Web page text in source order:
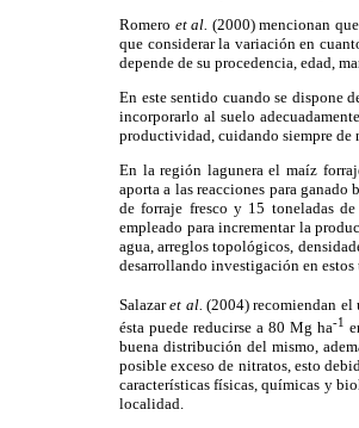
Romero et al. (2000) mencionan
que considerar la variación en
depende de su procedencia, edad,
En este sentido cuando se dispone
incorporarlo al suelo
productividad, cuidando siempre de
En la región lagunera el maíz
aporta a las reacciones para
de forraje fresco y 15 toneladas
empleado para incrementar la
agua, arreglos topológicos,
desarrollando investigación en
Salazaret al. (2004) recomiendan
ésta puede reducirse a 80 Mg ha-1
buena distribución del mismo,
posible exceso de nitratos, esto
características físicas, químicas y
localidad.